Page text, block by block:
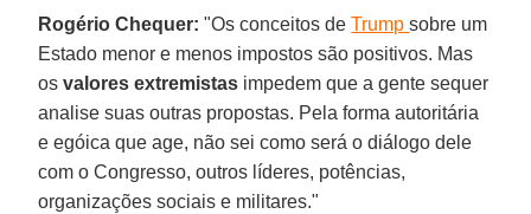
Rogério Chequer: "Os conceitos deTrumpsobre um
Estado menor e menos impostos são positivos. Mas
osvalores extremistas impedem que a gente sequer
analise suas outras propostas. Pela forma autoritária
e egóica que age, não sei como será o diálogo dele
com o Congresso, outros líderes, potências,
organizações sociais e militares."